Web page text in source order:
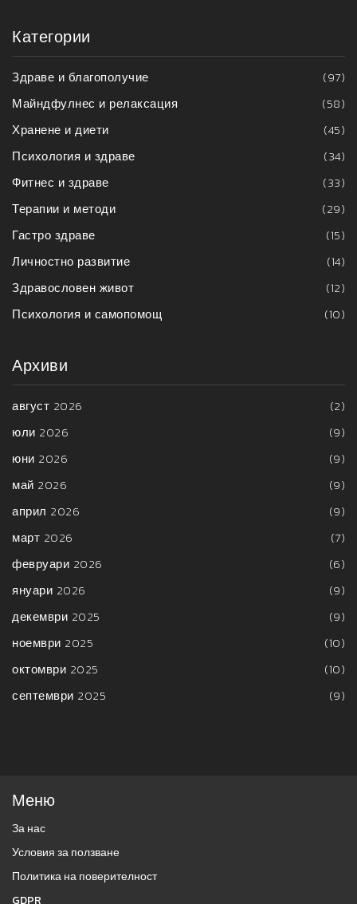
Категории
Здраве и благополучие
(97)
Майндфулнес и релаксация
(58)
Хранене и диети
(45)
Психология и здраве
(34)
Фитнес и здраве
(33)
Терапии и методи
(29)
Гастро здраве
(15)
Личностно развитие
(14)
Здравословен живот
(12)
Психология и самопомощ
(10)
Архиви
август 2026
(2)
юли 2026
(9)
юни 2026
(9)
май 2026
(9)
април 2026
(9)
март 2026
(7)
февруари 2026
(6)
януари 2026
(9)
декември 2025
(9)
ноември 2025
(10)
октомври 2025
(10)
септември 2025
(9)
Меню
За нас
Условия за ползване
Политика на поверителност
GDPR